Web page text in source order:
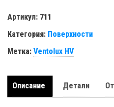
Артикул: 711
Категория: Поверхности
Метка: Ventolux HV
Описание Детали